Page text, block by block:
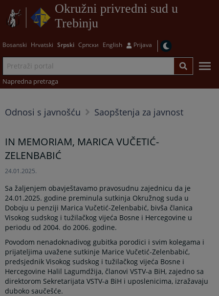
Okružni privredni sud u
Trebinju
Bosanski Hrvatski Srpski Српски English Prijava
Napredna pretraga
Odnosi s javnošću Saopštenja za javnost
IN MEMORIAM, MARICA VUČETIĆ-
ZELENBABIĆ
24.01.2025.
Sa žaljenjem obavještavamo pravosudnu zajednicu da je
24.01.2025. godine preminula sutkinja Okružnog suda u
Doboju u penziji Marica Vučetić-Zelenbabić, bivša članica
Visokog sudskog i tužilačkog vijeća Bosne i Hercegovine u
periodu od 2004. do 2006. godine.
Povodom nenadoknadivog gubitka porodici i svim kolegama i
prijateljima uvažene sutkinje Marice Vučetić-Zelenbabić,
predsjednik Visokog sudskog i tužilačkog vijeća Bosne i
Hercegovine Halil Lagumdžija, članovi VSTV-a BiH, zajedno sa
direktorom Sekretarijata VSTV-a BiH i uposlenicima, izražavaju
duboko saučešće.